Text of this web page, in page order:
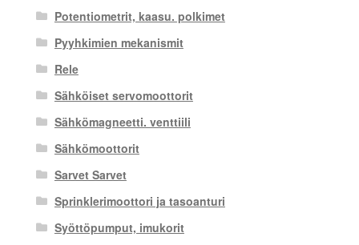
Potentiometrit, kaasu. polkimet
Pyyhkimien mekanismit
Rele
Sähköiset servomoottorit
Sähkömagneetti. venttiili
Sähkömoottorit
Sarvet Sarvet
Sprinklerimoottori ja tasoanturi
Syöttöpumput, imukorit